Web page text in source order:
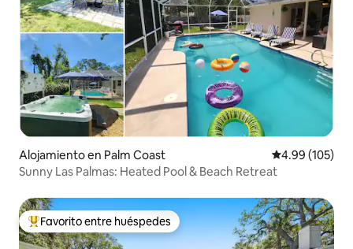
Alojamiento en Palm Coast Calificación
4.99 (105)
Sunny Las Palmas: Heated Pool & Beach Retreat
Favorito entre huéspedes preferido
Favorito entre huéspedes